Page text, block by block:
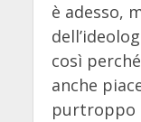
è adesso,
così
anche
purtroppo